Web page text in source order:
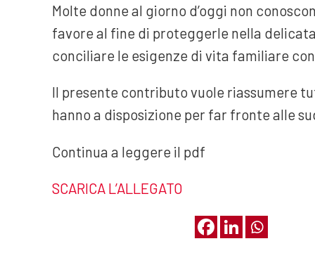
Molte donne al giorno d’oggi non
favore al fine di proteggerle nella
conciliare le esigenze di vita familiare
Il presente contributo vuole riassumere
hanno a disposizione per far fronte alle
Continua a leggere il pdf
SCARICA L’ALLEGATO